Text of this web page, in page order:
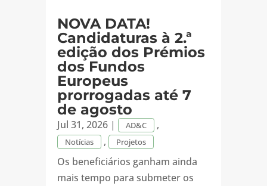
NOVA DATA!
Candidaturas à 2.ª
edição dos Prémios
dos Fundos
Europeus
prorrogadas até 7
de agosto
Jul 31, 2026| AD&C ,
Notícias , Projetos
Os beneficiários ganham ainda
mais tempo para submeter os